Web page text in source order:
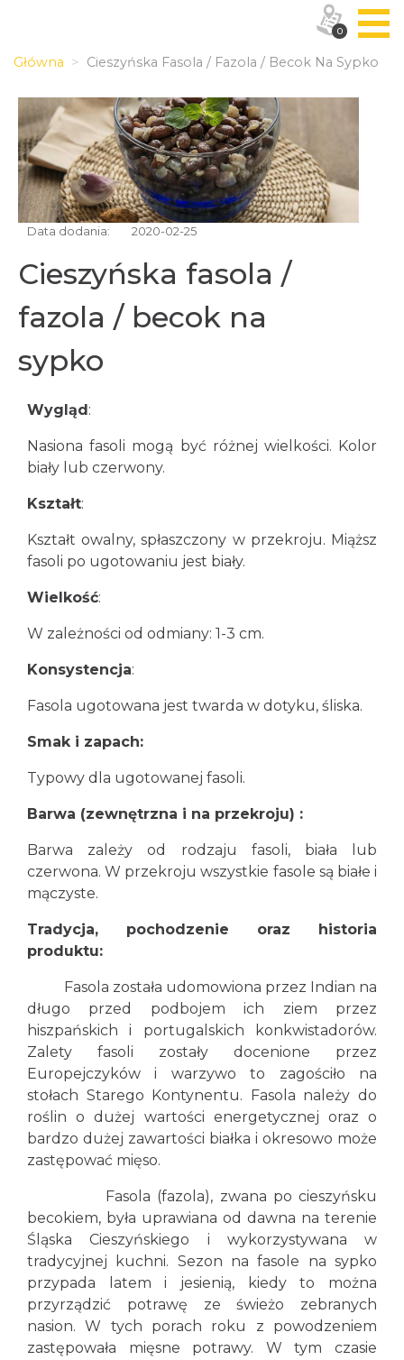
Główna Cieszyńska Fasola / Fazola / Becok Na Sypko
Data dodania: 2020-02-25
Cieszyńska fasola /
fazola / becok na
sypko
Wygląd:
Nasiona fasoli mogą być różnej wielkości. Kolor
biały lub czerwony.
Kształt:
Kształt owalny, spłaszczony w przekroju. Miąższ
fasoli po ugotowaniu jest biały.
Wielkość:
W zależności od odmiany: 1-3 cm.
Konsystencja:
Fasola ugotowana jest twarda w dotyku, śliska.
Smak i zapach:
Typowy dla ugotowanej fasoli.
Barwa (zewnętrzna i na przekroju) :
Barwa zależy od rodzaju fasoli, biała lub
czerwona. W przekroju wszystkie fasole są białe i
mączyste.
Tradycja, pochodzenie oraz historia
produktu:
Fasola została udomowiona przez Indian na
długo przed podbojem ich ziem przez
hiszpańskich i portugalskich konkwistadorów.
Zalety fasoli zostały docenione przez
Europejczyków i warzywo to zagościło na
stołach Starego Kontynentu. Fasola należy do
roślin o dużej wartości energetycznej oraz o
bardzo dużej zawartości białka i okresowo może
zastępować mięso.
Fasola (fazola), zwana po cieszyńsku
becokiem, była uprawiana od dawna na terenie
Śląska Cieszyńskiego i wykorzystywana w
tradycyjnej kuchni. Sezon na fasole na sypko
przypada latem i jesienią, kiedy to można
przyrządzić potrawę ze świeżo zebranych
nasion. W tych porach roku z powodzeniem
zastępowała mięsne potrawy. W tym czasie
0